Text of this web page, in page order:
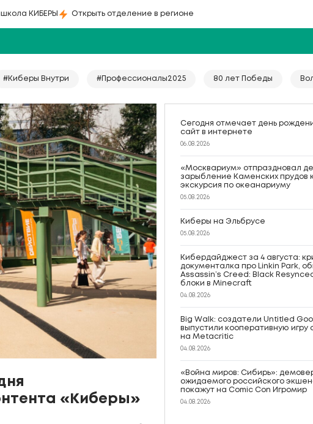
КИБЕРЫ Открыть отделение в регионе
#Киберы Внутри #Профессионалы2025 80 лет Победы
«Киберы»
Сегодня отмечает день
сайт в интернете
06.08.2026
«Москвариум» отпраздновал
зарыбление Каменских прудов
экскурсия по океанариуму
05.08.2026
Киберы на Эльбрусе
05.08.2026
Кибердайджест за 4 августа:
документалка про Linkin Park,
Assassin’s Creed: Black
блоки в Minecraft
04.08.2026
Big Walk: создатели Untitled
выпустили кооперативную игру
на Metacritic
04.08.2026
«Война миров: Сибирь»:
ожидаемого российского
покажут на Comic Con Игромир
04.08.2026